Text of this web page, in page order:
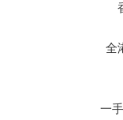
全
一